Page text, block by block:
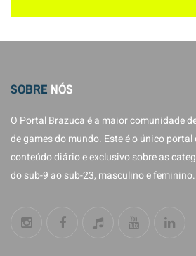
SOBRE NÓS
O Portal Brazuca é a maior comunidade
de games do mundo. Este é o único
conteúdo diário e exclusivo sobre as
do sub-9 ao sub-23, masculino e feminino.